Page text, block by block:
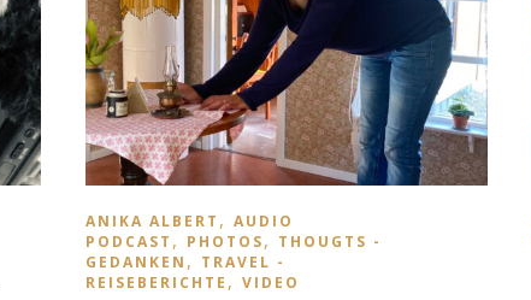
ANIKA ALBERT ,AUDIO
PODCAST , PHOTOS, THOUGTS -
GEDANKEN , TRAVEL -
REISEBERICHTE ,VIDEO